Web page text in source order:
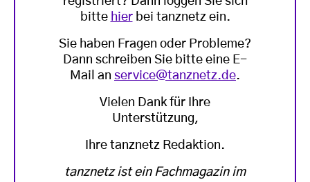
bitte hierbei tanznetz ein.
Sie haben Fragen oder Probleme?
Dann schreiben Sie bitte eine E-
Mail an service@tanznetz.de.
Vielen Dank für Ihre
Unterstützung,
Ihre tanznetz Redaktion.
tanznetz ist ein Fachmagazin im